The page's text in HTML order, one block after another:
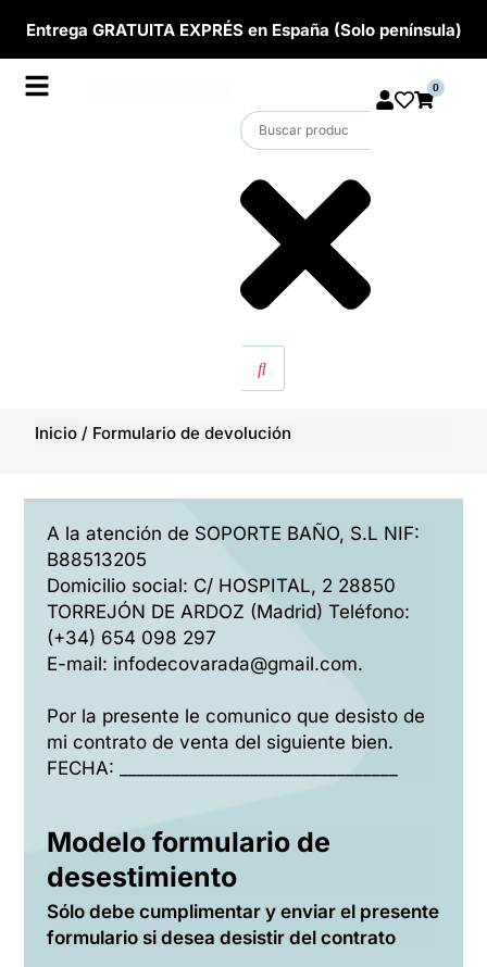
Entrega GRATUITA EXPRÉS en España (Solo península)
0
Inicio / Formulario de devolución
Modelo formulario de
desestimiento
Sólo debe cumplimentar y enviar el presente
formulario si desea desistir del contrato
A la atención de SOPORTE BAÑO, S.L NIF:
B88513205
Domicilio social: C/ HOSPITAL, 2 28850
TORREJÓN DE ARDOZ (Madrid) Teléfono:
(+34) 654 098 297
E-mail: infodecovarada@gmail.com.
Por la presente le comunico que desisto de
mi contrato de venta del siguiente bien.
FECHA: ________________________________